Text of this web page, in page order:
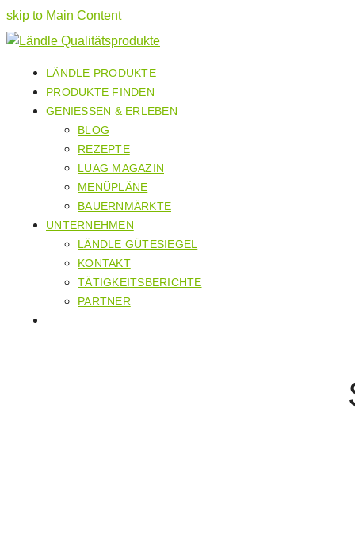
skip to Main Content
LÄNDLE PRODUKTE
PRODUKTE FINDEN
GENIESSEN & ERLEBEN
BLOG
REZEPTE
LUAG MAGAZIN
MENÜPLÄNE
BAUERNMÄRKTE
UNTERNEHMEN
LÄNDLE GÜTESIEGEL
KONTAKT
TÄTIGKEITSBERICHTE
PARTNER